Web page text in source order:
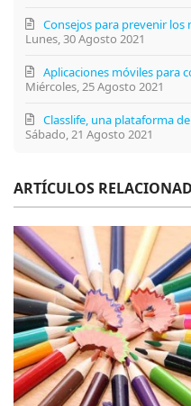
Lunes, 30 Agosto 2021
Consejos para prevenir los
Miércoles, 25 Agosto 2021
Aplicaciones móviles para
Sábado, 21 Agosto 2021
Classlife, una plataforma
ARTÍCULOS